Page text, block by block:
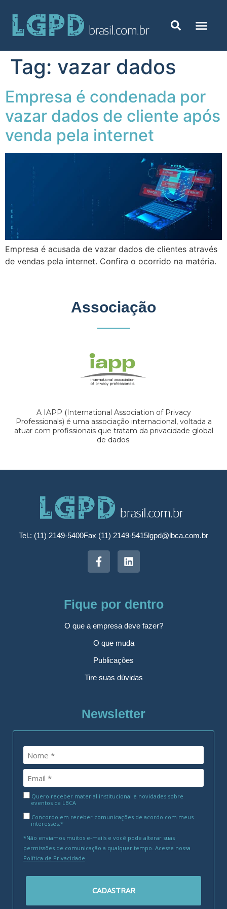
Tag: vazar dados
Empresa é condenada por
vazar dados de cliente após
venda pela internet
Empresa é acusada de vazar dados de clientes através
de vendas pela internet. Confira o ocorrido na matéria.
Associação
A IAPP (International Association of Privacy
Professionals) é uma associação internacional, voltada a
atuar com profissionais que tratam da privacidade global
de dados.
Tel.: (11) 2149-5400Fax (11) 2149-5415lgpd@lbca.com.br
Fique por dentro
O que a empresa deve fazer?
O que muda
Publicações
Tire suas dúvidas
Newsletter
Quero receber material institucional e novidades sobre
eventos da LBCA
Concordo em receber comunicações de acordo com meus
interesses.*
*Não enviamos muitos e-mails e você pode alterar suas
permissões de comunicação a qualquer tempo. Acesse nossa
Política de Privacidade
CADASTRAR